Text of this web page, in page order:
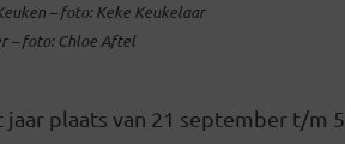
– foto: Keke Keukelaar
– foto: Chloe Aftel
plaats van 21 september t/m 5